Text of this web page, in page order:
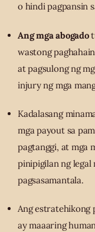
o hindi pagpansin
Ang mga abogado
wastong
at pagsulong ng
injury ng mga
Kadalasang
mga payout sa
pagtanggi, at mga
pinipigilan ng legal
pagsasamantala.
Ang estratehikong
ay maaaring